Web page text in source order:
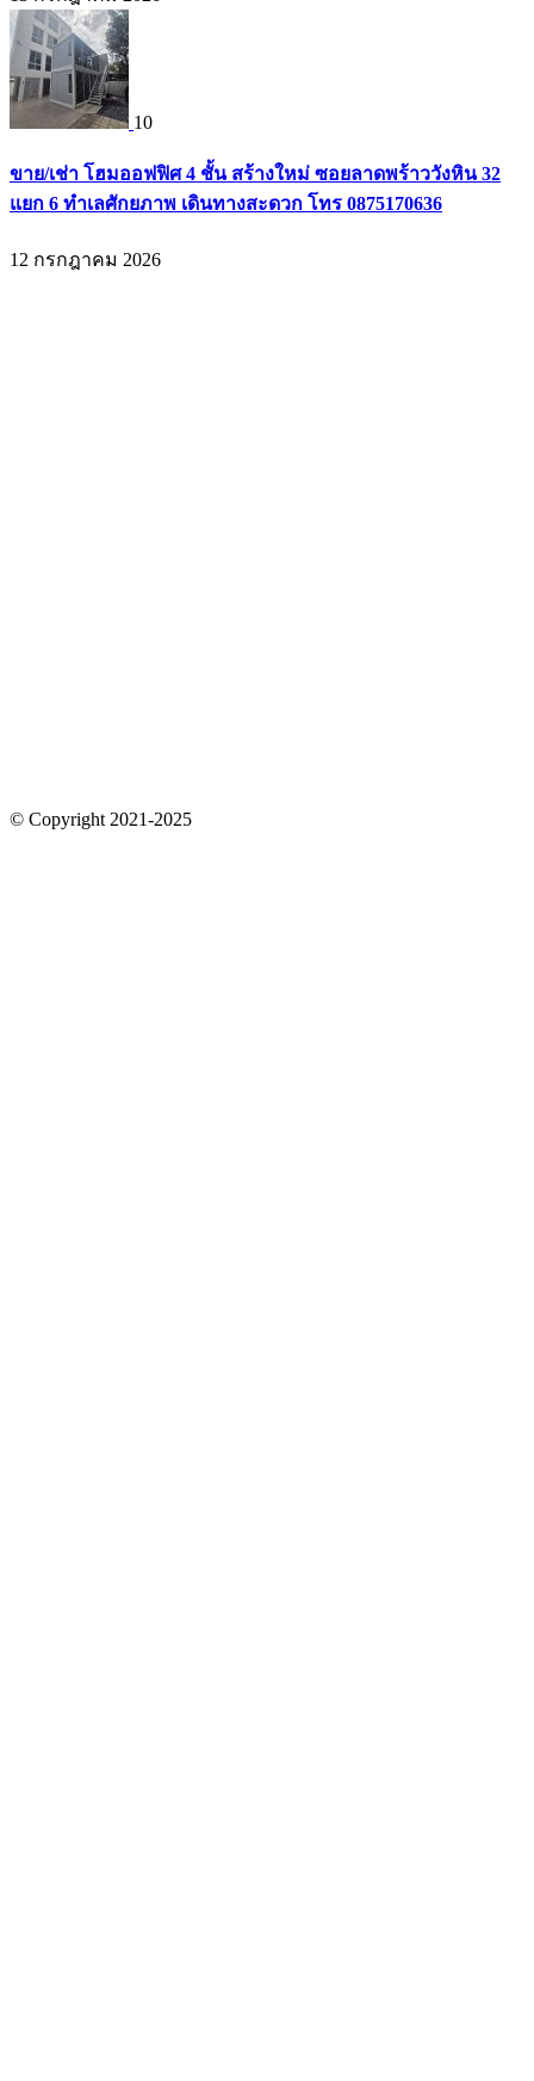
10
ขาย/เช่า โฮมออฟฟิศ 4 ชั้น สร้างใหม่ ซอยลาดพร้าววังหิน 32
แยก 6 ทำเลศักยภาพ เดินทางสะดวก โทร 0875170636
12 กรกฎาคม 2026
© Copyright 2021-2025